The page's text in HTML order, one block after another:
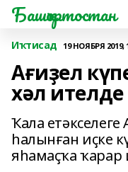
Башҡортостан
Иҡтисад 19 НОЯБРЯ 2019,
Ағиҙел
хәл ителде
Ҡала
һалынған иҫке
яһамаҫҡа ҡарар